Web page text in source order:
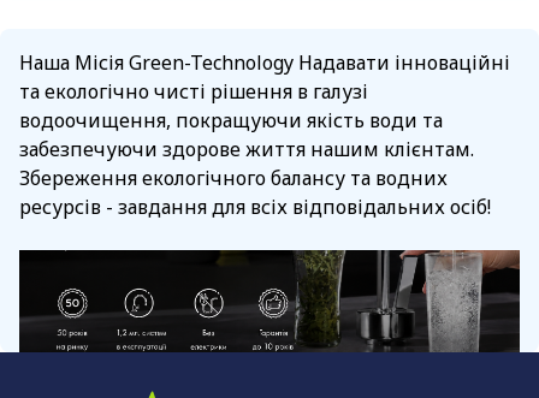
Наша Місія Green-Technology Надавати інноваційні
та екологічно чисті рішення в галузі
водоочищення, покращуючи якість води та
забезпечуючи здорове життя нашим клієнтам.
Збереження екологічного балансу та водних
ресурсів - завдання для всіх відповідальних осіб!